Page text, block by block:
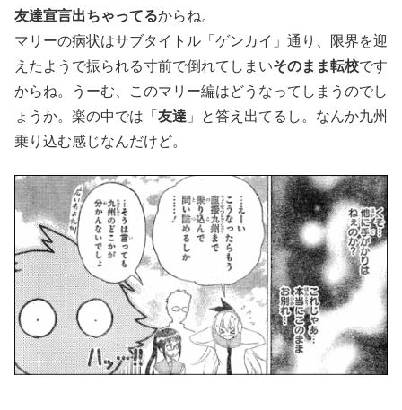
友達宣言出ちゃってるからね。
マリーの病状はサブタイトル「ゲンカイ」通り、限界を迎
えたようで振られる寸前で倒れてしまいそのまま転校です
からね。うーむ、このマリー編はどうなってしまうのでし
ょうか。楽の中では「 友達 」と答え出てるし。なんか九州
乗り込む感じなんだけど。